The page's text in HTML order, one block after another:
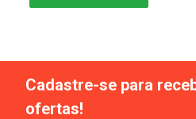
Cadastre-se para
ofertas!